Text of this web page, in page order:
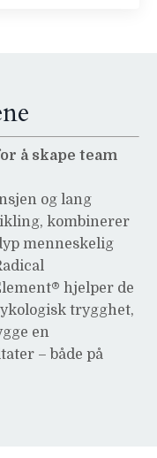
å skape team
og lang
kombinerer
menneskelig
hjelper de
trygghet,
en
– både på